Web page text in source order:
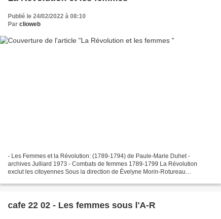
Publié le 24/02/2022 à 08:10
Par clioweb
- Les Femmes et la Révolution: (1789-1794) de Paule-Marie Duhet -
archives Julliard 1973 - Combats de femmes 1789-1799 La Révolution
exclut les citoyennes Sous la direction de Évelyne Morin-Rotureau
cafe 22 02 - Les femmes sous l'A-R